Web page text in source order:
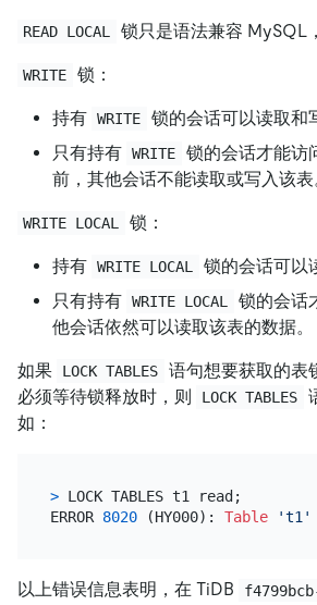
READ LOCAL 锁只是语法兼容 MySQL
WRITE 锁：
持有 WRITE
锁的会话可以读取和
只有持有 WRITE
锁的会话才能访
前，其他会话不能读取或写入该表
WRITE LOCAL 锁：
持有 WRITE LOCAL
锁的会话可以
只有持有 WRITE LOCAL
锁的会话
他会话依然可以读取该表的数据。
如果 LOCK TABLES
语句想要获取的表
必须等待锁释放时，则
LOCK TABLES
如：
> LOCK TABLES t1 read;
ERROR 8020 (HY000): Table 't1'
以上错误信息表明，在 TiDB